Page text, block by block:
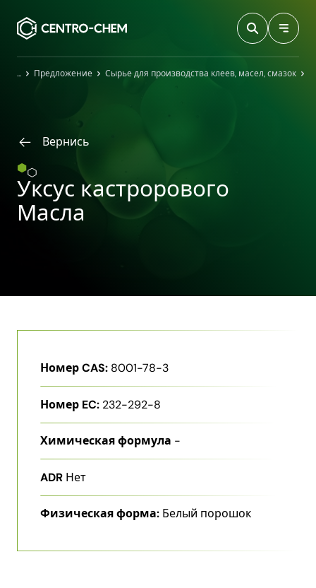
ГлавнаяПредложение Сырье для производства клеев, масел, смазок
Вернись
Уксус кастрорового
Масла
Номер CAS: 8001-78-3
Номер EC: 232-292-8
Химическая формула -
ADR Нет
Физическая форма: Белый порошок